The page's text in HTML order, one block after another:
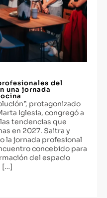
del
una jornada
protagonizado
Iglesia, congregó a
tendencias que
en 2027. Saitra y
la jornada profesional
concebido para
del espacio
[…]